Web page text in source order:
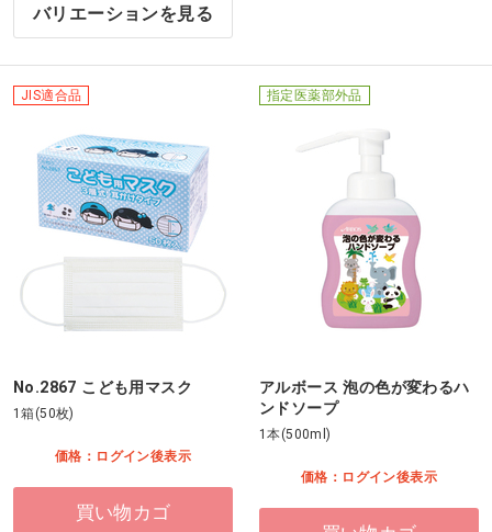
バリエーションを見る
JIS適合品
No.2867 こども用マスク
1箱(50枚)
価格：ログイン後表示
買い物カゴ
指定医薬部外品
アルボース 泡の色が変わるハ
ンドソープ
1本(500ml)
価格：ログイン後表示